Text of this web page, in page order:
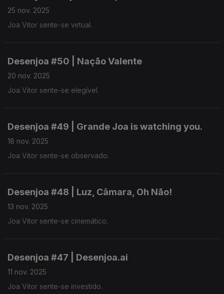
25 nov. 2025
Joa Vitor sente-se virtual.
Desenjoa #50 | Nação Valente
20 nov. 2025
Joa Vitor sente-se elegível.
Desenjoa #49 | Grande Joa is watching you.
18 nov. 2025
Joa Vitor sente-se observado.
Desenjoa #48 | Luz, Câmara, Oh Não!
13 nov. 2025
Joa Vitor sente-se cinemático.
Desenjoa #47 | Desenjoa.ai
11 nov. 2025
Joa Vitor sente-se investido.